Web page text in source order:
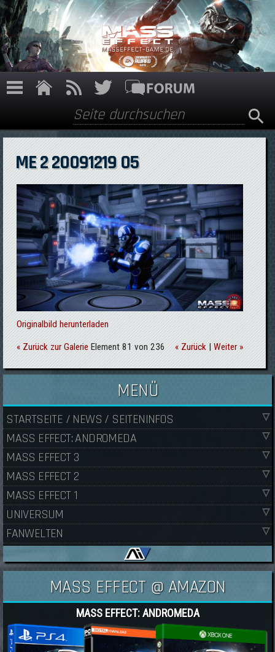
Direkt zum Inhalt
Suchformular
Suche
ME 2 20091219 05
Originalbild herunterladen
« Zurück zur Galerie Element 81 von 236 « Zurück|Weiter »
MENÜ
STARTSEITE / NEWS / SEITENINFOS
MASS EFFECT: ANDROMEDA
MASS EFFECT 3
MASS EFFECT 2
MASS EFFECT 1
UNIVERSUM
FANWELTEN
MASS EFFECT @ AMAZON
MASS EFFECT: ANDROMEDA